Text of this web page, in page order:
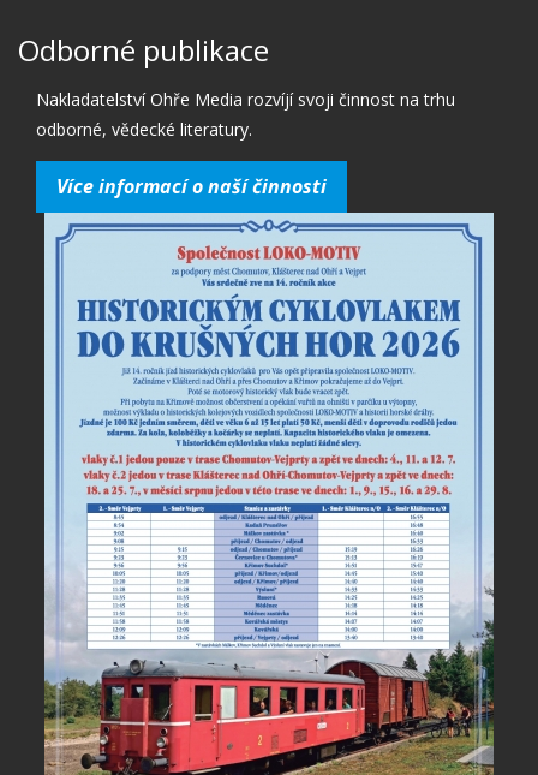
Odborné publikace
Nakladatelství Ohře Media rozvíjí svoji činnost na trhu
odborné, vědecké literatury.
Více informací o naší činnosti